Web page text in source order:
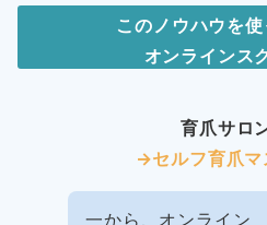
このノウハウを
オンラインス
育爪サロ
→セルフ育爪マ
一から、オンライン